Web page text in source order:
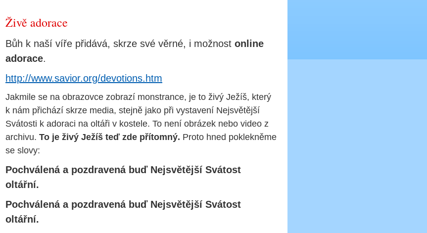
Živě adorace
Bůh k naší víře přidává, skrze své věrné, i možnost online
adorace.
http://www.savior.org/devotions.htm
Jakmile se na obrazovce zobrazí monstrance, je to živý Ježíš, který
k nám přichází skrze media, stejně jako při vystavení Nejsvětější
Svátosti k adoraci na oltáři v kostele. To není obrázek nebo video z
archivu. To je živý Ježíš teď zde přítomný. Proto hned poklekněme
se slovy:
Pochválená a pozdravená buď Nejsvětější Svátost
oltářní.
Pochválená a pozdravená buď Nejsvětější Svátost
oltářní.